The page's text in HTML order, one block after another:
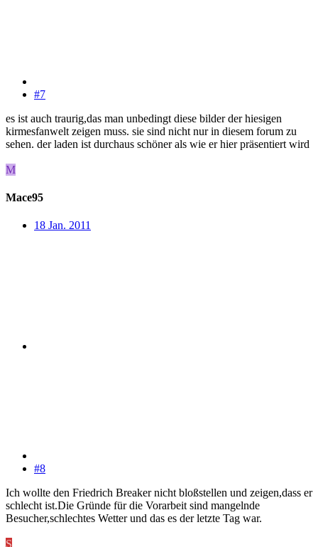
#7
es ist auch traurig,das man unbedingt diese bilder der hiesigen
kirmesfanwelt zeigen muss. sie sind nicht nur in diesem forum zu
sehen. der laden ist durchaus schöner als wie er hier präsentiert wird
M
Mace95
18 Jan. 2011
#8
Ich wollte den Friedrich Breaker nicht bloßstellen und zeigen,dass er
schlecht ist.Die Gründe für die Vorarbeit sind mangelnde
Besucher,schlechtes Wetter und das es der letzte Tag war.
S